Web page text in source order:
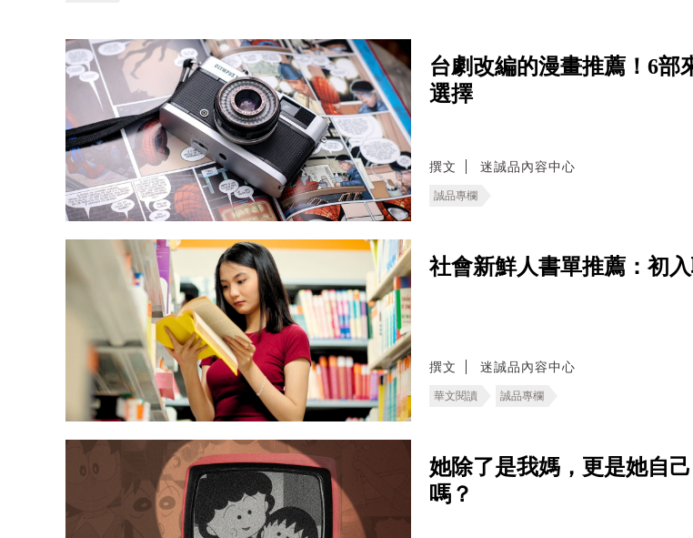
台劇改編的漫畫推薦！6部
選擇
撰文 迷誠品內容中心
誠品專欄
社會新鮮人書單推薦：初
撰文 迷誠品內容中心
華文閱讀 誠品專欄
她除了是我媽，更是她自
嗎？